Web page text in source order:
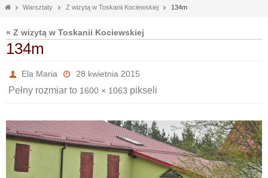
HomeWarsztaty Z wizytą w Toskanii Kociewskiej 134m
« Z wizytą w Toskanii Kociewskiej
134m
Ela Maria 28 kwietnia 2015
Pełny rozmiar to 1600 × 1063 pikseli